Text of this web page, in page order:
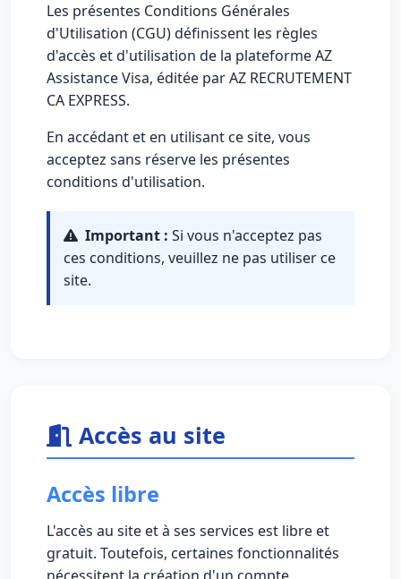
Les présentes Conditions Générales
d'Utilisation (CGU) définissent les règles
d'accès et d'utilisation de la plateforme AZ
Assistance Visa, éditée par AZ RECRUTEMENT
CA EXPRESS.
En accédant et en utilisant ce site, vous
acceptez sans réserve les présentes
conditions d'utilisation.
Important : Si vous n'acceptez pas
ces conditions, veuillez ne pas utiliser ce
site.
Accès au site
Accès libre
L'accès au site et à ses services est libre et
gratuit. Toutefois, certaines fonctionnalités